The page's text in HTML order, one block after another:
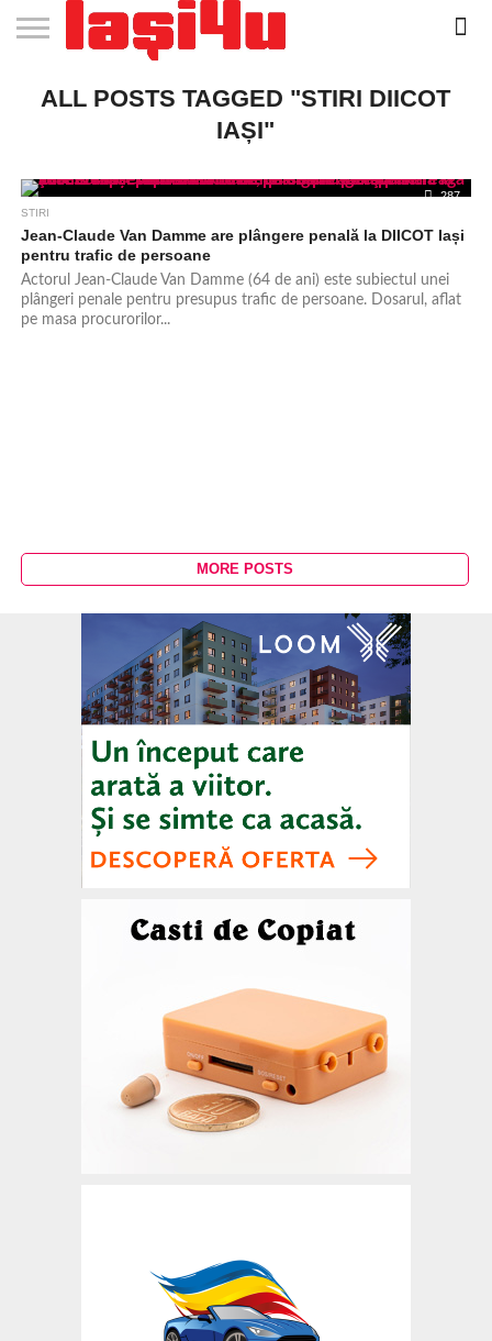
STIRI
APARTAMENTE
NOI IASI
STIRI
IASI
JOBS
IN
FILME
LA
CLUBURI /
DISCOTECI
BARURI /
CAFENELE
SALI DE
FORTA
SALOANE DE
INFRUMUSETARE
AGENTII
DE
RESTAURANTE
IN IASI
PIZZA
IN
PISCINA
IN IASI
FLORARII
RADIO
LIVE
SPALATORII
AUTO
TRACTARI
AUTO
TAXI
IN
CINEMA
TEATRU
HOTELURI
/
TEREN
SPORTIV
TEREN
TENIS
FARMACII
NON
COFFEE-
TO-GO
FIRME DE
PUBLICITATE
RENT
A
ALL POSTS TAGGED "STIRI DIICOT
IAȘI"
287
STIRI
Jean-Claude Van Damme are plângere penală la DIICOT Iași
pentru trafic de persoane
Actorul Jean-Claude Van Damme (64 de ani) este subiectul unei
plângeri penale pentru presupus trafic de persoane. Dosarul, aflat
pe masa procurorilor...
MORE POSTS